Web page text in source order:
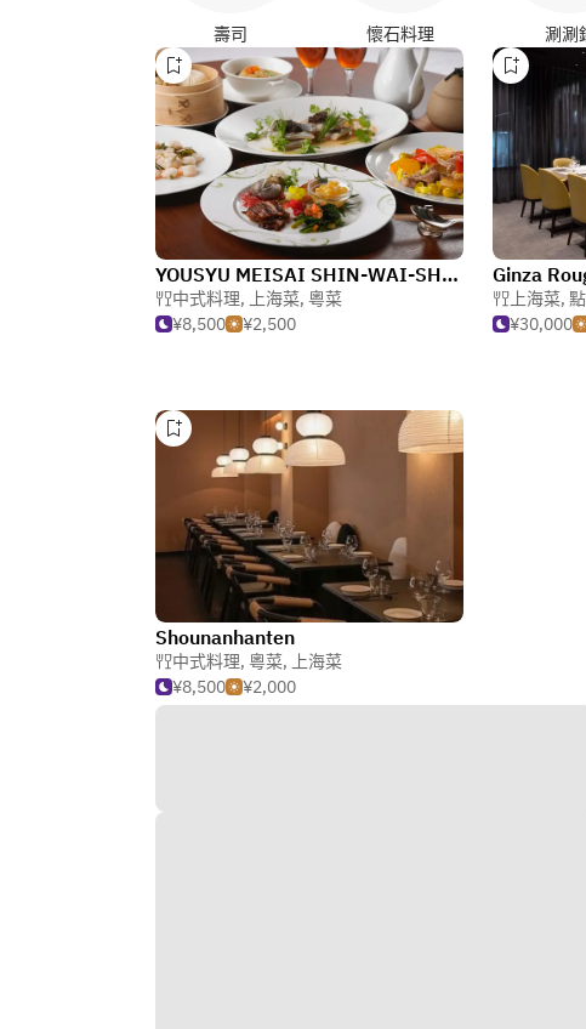
壽司 懷石料理 涮涮
YOUSYU MEISAI SHIN-WAI-SHUN
中式料理, 上海菜, 粵菜
¥8,500
¥2,500
Ginza
上海菜,
¥30,000
Shounanhanten
中式料理, 粵菜, 上海菜
¥8,500
¥2,000